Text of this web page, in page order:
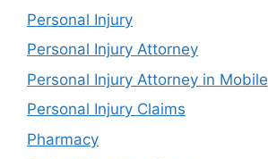
Personal Injury
Personal Injury Attorney
Personal Injury Attorney in Mobile
Personal Injury Claims
Pharmacy